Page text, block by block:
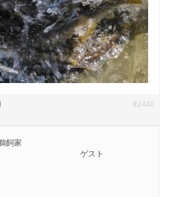
#2440
飼家
ゲスト